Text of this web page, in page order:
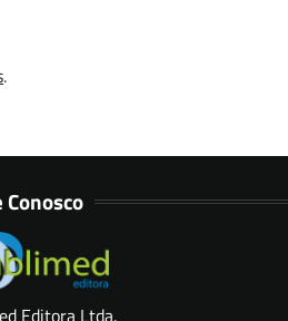
.
Conosco
Editora Ltda.